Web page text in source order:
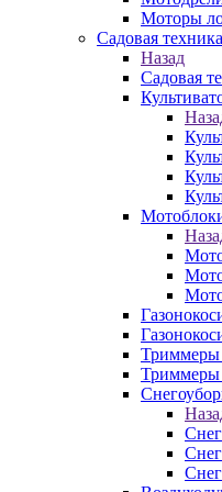
Моторы
Садовая техника
Назад
Садовая
Триммеры
Триммеры